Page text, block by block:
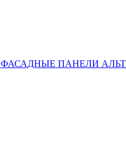
ФАСАДНЫЕ ПАНЕЛИ